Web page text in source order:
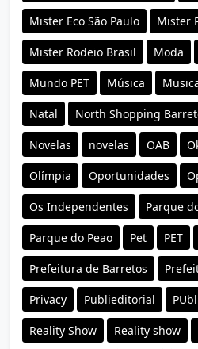
Mister Eco São Paulo Mister
Mister Rodeio Brasil Moda
Mundo PET Música
Natal North Shopping
Novelas novelas OAB
Olímpia Oportunidades
Os Independentes Parque
Parque do Peao Pet PET
Prefeitura de Barretos
Privacy Publieditorial
Reality Show Reality show